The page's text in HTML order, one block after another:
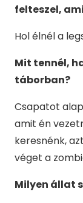
felteszel,
Hol élnél a
Mit tennél,
táborban?
Csapatot
amit én
keresnénk,
véget a
Milyen állat